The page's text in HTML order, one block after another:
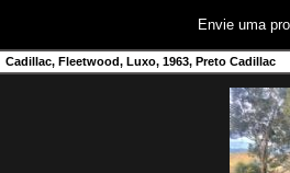
Envie uma
Cadillac, Fleetwood, Luxo, 1963, Preto Cadillac